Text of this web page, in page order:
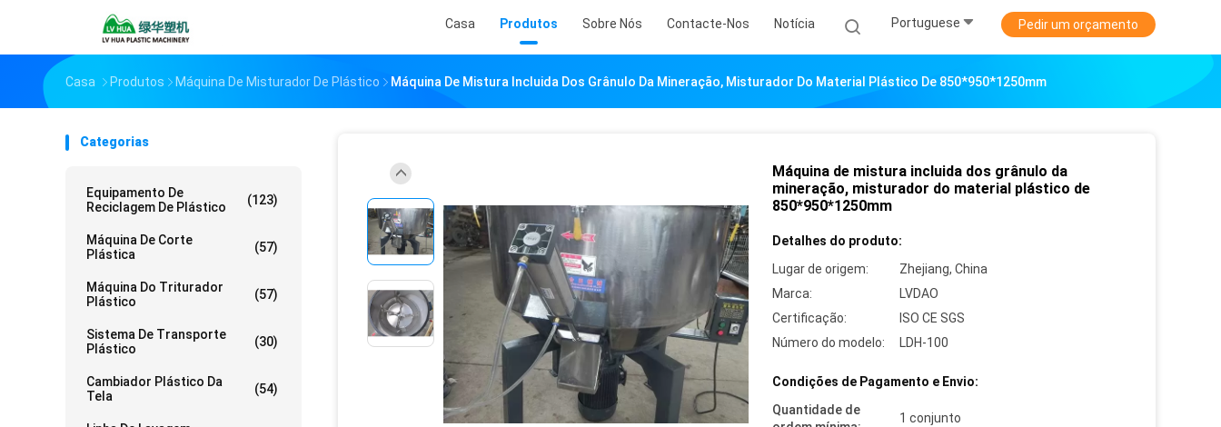
Casa Produtos Sobre Nós Contacte-Nos Notícia Portuguese Pedir um orçamento
Casa Produtos Máquina De Misturador De Plástico Máquina De Mistura Incluida Dos Grânulo Da Mineração, Misturador Do Material Plástico De 850*950*1250mm
Categorias
Equipamento De
Reciclagem De Plástico
(123)
Máquina De Corte
Plástica
(57)
Máquina Do Triturador
Plástico
(57)
Sistema De Transporte
Plástico
(30)
Cambiador Plástico Da
Tela
(54)
Máquina de mistura incluida dos grânulo da
mineração, misturador do material plástico de
850*950*1250mm
Detalhes do produto:
Lugar de origem:
Zhejiang, China
Marca:
LVDAO
Certificação:
ISO CE SGS
Número do modelo:
LDH-100
Condições de Pagamento e Envio:
Quantidade de
1 conjunto